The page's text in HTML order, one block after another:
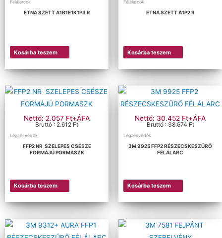
Félálarcok
ETNA SZETT A1B1E1K1P3 R
Kosárba teszem
Félálarcok
ETNA SZETT A1P2 R
Kosárba teszem
Nettó: 2.057 Ft+ÁFA
Bruttó : 2.612 Ft
Légzésvédők
FFP2 NR SZELEPES CSÉSZE
FORMÁJÚ PORMASZK
Kosárba teszem
Nettó: 30.452 Ft+ÁFA
Bruttó : 38.674 Ft
Légzésvédők
3M 9925 FFP2 RÉSZECSKESZŰRŐ
FÉLÁLARC
Kosárba teszem